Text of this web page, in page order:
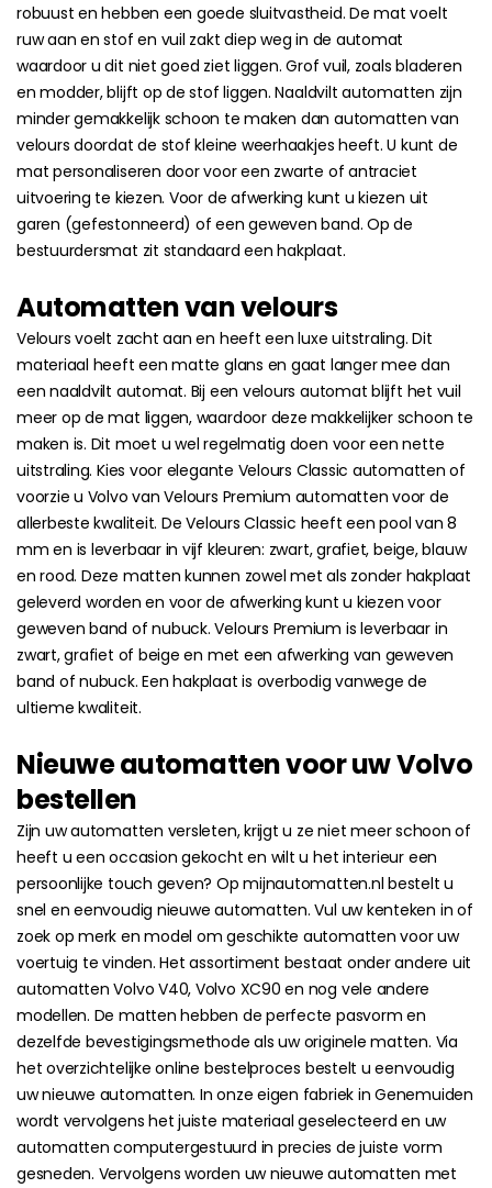
robuust en hebben een goede sluitvastheid. De mat voelt
ruw aan en stof en vuil zakt diep weg in de automat
waardoor u dit niet goed ziet liggen. Grof vuil, zoals bladeren
en modder, blijft op de stof liggen. Naaldvilt automatten zijn
minder gemakkelijk schoon te maken dan automatten van
velours doordat de stof kleine weerhaakjes heeft. U kunt de
mat personaliseren door voor een zwarte of antraciet
uitvoering te kiezen. Voor de afwerking kunt u kiezen uit
garen (gefestonneerd) of een geweven band. Op de
bestuurdersmat zit standaard een hakplaat.
Automatten van velours
Velours voelt zacht aan en heeft een luxe uitstraling. Dit
materiaal heeft een matte glans en gaat langer mee dan
een naaldvilt automat. Bij een velours automat blijft het vuil
meer op de mat liggen, waardoor deze makkelijker schoon te
maken is. Dit moet u wel regelmatig doen voor een nette
uitstraling. Kies voor elegante Velours Classic automatten of
voorzie u Volvo van Velours Premium automatten voor de
allerbeste kwaliteit. De Velours Classic heeft een pool van 8
mm en is leverbaar in vijf kleuren: zwart, grafiet, beige, blauw
en rood. Deze matten kunnen zowel met als zonder hakplaat
geleverd worden en voor de afwerking kunt u kiezen voor
geweven band of nubuck. Velours Premium is leverbaar in
zwart, grafiet of beige en met een afwerking van geweven
band of nubuck. Een hakplaat is overbodig vanwege de
ultieme kwaliteit.
Nieuwe automatten voor uw Volvo
bestellen
Zijn uw automatten versleten, krijgt u ze niet meer schoon of
heeft u een occasion gekocht en wilt u het interieur een
persoonlijke touch geven? Op mijnautomatten.nl bestelt u
snel en eenvoudig nieuwe automatten. Vul uw kenteken in of
zoek op merk en model om geschikte automatten voor uw
voertuig te vinden. Het assortiment bestaat onder andere uit
automatten Volvo V40, Volvo XC90 en nog vele andere
modellen. De matten hebben de perfecte pasvorm en
dezelfde bevestigingsmethode als uw originele matten. Via
het overzichtelijke online bestelproces bestelt u eenvoudig
uw nieuwe automatten. In onze eigen fabriek in Genemuiden
wordt vervolgens het juiste materiaal geselecteerd en uw
automatten computergestuurd in precies de juiste vorm
gesneden. Vervolgens worden uw nieuwe automatten met